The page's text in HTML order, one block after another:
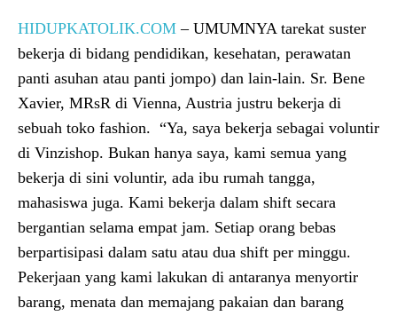
HIDUPKATOLIK.COM – UMUMNYA tarekat suster
bekerja di bidang pendidikan, kesehatan, perawatan
panti asuhan atau panti jompo) dan lain-lain. Sr. Bene
Xavier, MRsR di Vienna, Austria justru bekerja di
sebuah toko fashion. “Ya, saya bekerja sebagai voluntir
di Vinzishop. Bukan hanya saya, kami semua yang
bekerja di sini voluntir, ada ibu rumah tangga,
mahasiswa juga. Kami bekerja dalam shift secara
bergantian selama empat jam. Setiap orang bebas
berpartisipasi dalam satu atau dua shift per minggu.
Pekerjaan yang kami lakukan di antaranya menyortir
barang, menata dan memajang pakaian dan barang